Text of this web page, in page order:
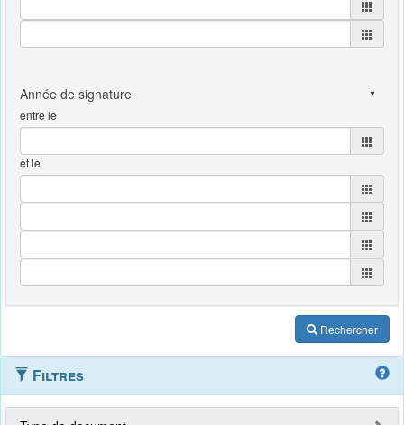
entre le
et le
Rechercher
Filtres